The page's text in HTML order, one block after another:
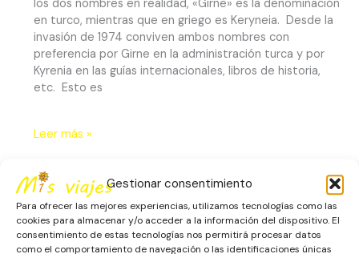
Gestionar consentimiento
Para ofrecer las mejores experiencias, utilizamos tecnologías como las
cookies para almacenar y/o acceder a la información del dispositivo. El
consentimiento de estas tecnologías nos permitirá procesar datos
como el comportamiento de navegación o las identificaciones únicas
los dos nombres en realidad, «Girne» es la denominación
en turco, mientras que en griego es Keryneia. Desde la
invasión de 1974 conviven ambos nombres con
preferencia por Girne en la administración turca y por
Kyrenia en las guías internacionales, libros de historia,
etc. Esto es
Leer más »
Kantara,
un
Tesoro
Escondido